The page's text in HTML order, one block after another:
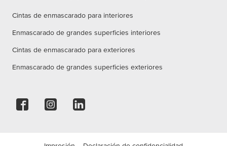
Cintas de enmascarado para interiores
Enmascarado de grandes superficies interiores
Cintas de enmascarado para exteriores
Enmascarado de grandes superficies exteriores